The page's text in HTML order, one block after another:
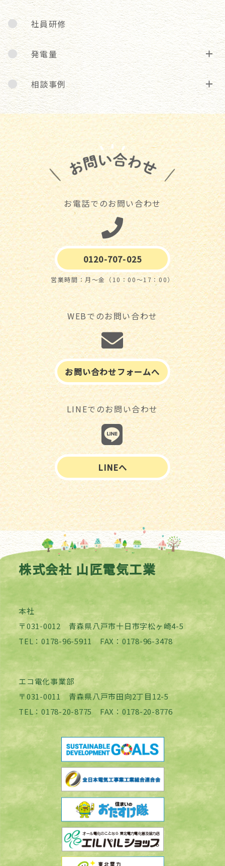
社員研修
発電量
相談事例
お電話でのお問い合わせ
0120-707-025
営業時間：月～金（10：00～17：00）
WEBでのお問い合わせ
お問い合わせフォームへ
LINEでのお問い合わせ
LINEへ
株式会社 山匠電気工業
本社
〒031-0012 青森県八戸市十日市字松ヶ崎4-5
TEL：0178-96-5911 FAX：0178-96-3478
エコ電化事業部
〒031-0011 青森県八戸市田向2丁目12-5
TEL：0178-20-8775 FAX：0178-20-8776